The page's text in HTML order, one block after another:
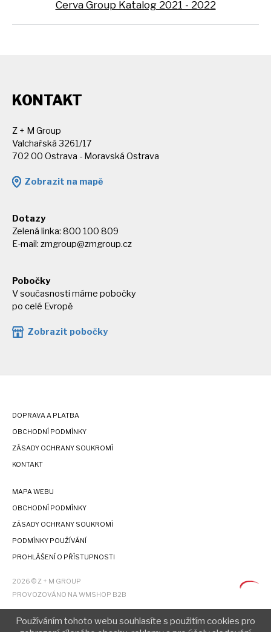
Cerva Group Katalog 2021 - 2022
KONTAKT
Z + M Group
Valchařská 3261/17
702 00 Ostrava - Moravská Ostrava
Zobrazit na mapě
Dotazy
Zelená linka: 800 100 809
E-mail: zmgroup@zmgroup.cz
Pobočky
V současnosti máme pobočky
po celé Evropě
Zobrazit pobočky
DOPRAVA A PLATBA
OBCHODNÍ PODMÍNKY
ZÁSADY OCHRANY SOUKROMÍ
KONTAKT
MAPA WEBU
OBCHODNÍ PODMÍNKY
ZÁSADY OCHRANY SOUKROMÍ
PODMÍNKY POUŽÍVÁNÍ
PROHLÁŠENÍ O PŘÍSTUPNOSTI
2026 © Z + M GROUP
PROVOZOVÁNO NA WMSHOP B2B
Používáním tohoto webu souhlasíte s použitím cookies pro